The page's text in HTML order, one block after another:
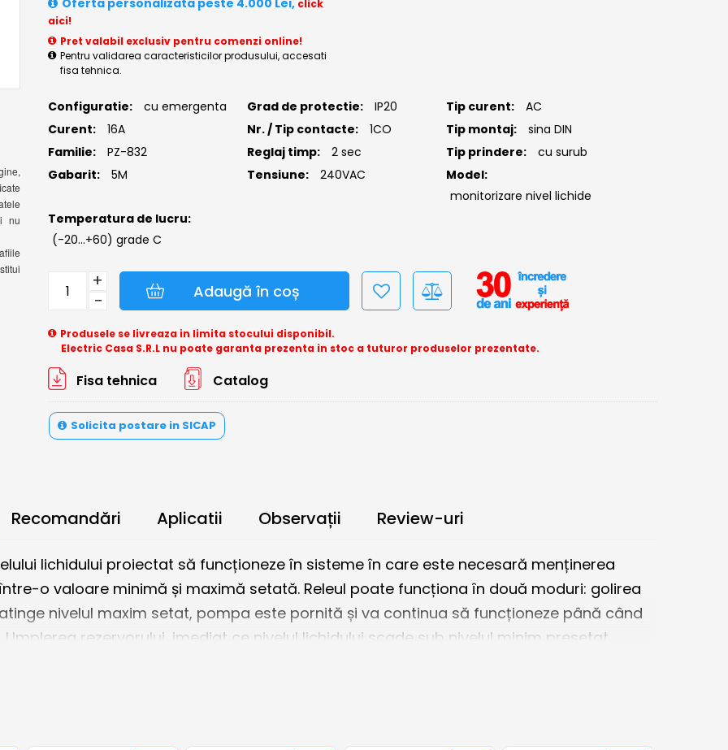
nu
Oferta personalizata peste 4.000 Lei, click
aici!
Pret valabil exclusiv pentru comenzi online!
Pentru validarea caracteristicilor produsului, accesati
fisa tehnica.
Configuratie:
cu emergenta
Curent:
16A
Familie:
PZ-832
Gabarit:
5M
Grad de protectie:
IP20
Nr. / Tip contacte:
1CO
Reglaj timp:
2 sec
Tensiune:
240VAC
Tip curent:
AC
Tip montaj:
sina DIN
Tip prindere:
cu surub
Model:
monitorizare nivel lichide
Temperatura de lucru:
(-20...+60) grade C
+
−
Adaugă în coș
Produsele se livreaza in limita stocului disponibil.
Electric Casa S.R.L nu poate garanta prezenta in stoc a tuturor produselor prezentate.
Fisa tehnica Catalog
Solicita postare in SICAP
Recomandări Aplicatii Observații Review-uri
lichidului proiectat să funcționeze în sisteme în care este necesară menținerea
o valoare minimă și maximă setată. Releul poate funcționa în două moduri: golirea
nivelul maxim setat, pompa este pornită și va continua să funcționeze până când
rezervorului, imediat ce nivelul lichidului scade sub nivelul minim presetat,
până când nivelul lichidului ajunge la valoarea maxima. Releul PZ-832RC este
excesivă. PZ-829RC permite în plus reglarea nivelului de sensibilitate al